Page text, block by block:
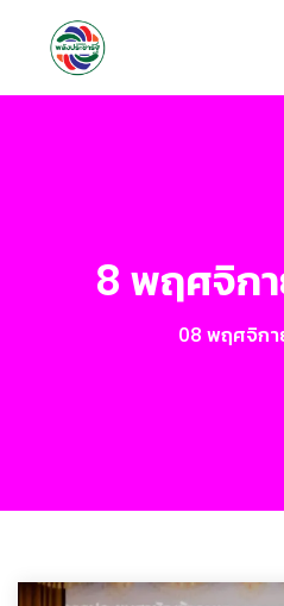
8 พฤศจิก
08 พฤศจิก